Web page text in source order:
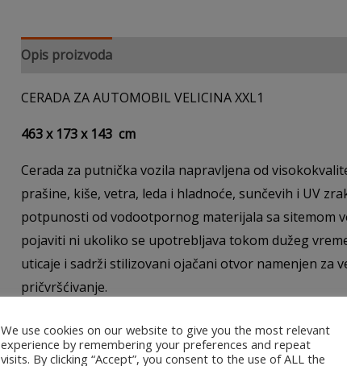
Opis proizvoda
CERADA ZA AUTOMOBIL VELICINA XXL1
463 x 173 x 143 cm
Cerada za putnička vozila napravljena od
prašine, kiše, vetra, leda i hladnoće, sunčevih i UV
potpunosti od vodootpornog materijala sa sitemom
pojaviti ni ukoliko se upotrebljava tokom dužeg
uticaje i sadrži stilizovani ojačani otvor namenjen za
pričvršćivanje.
Proizvod je dostupan u različitim veličina,
određeno vozilo.
We use cookies on our website to give you the most relevant
experience by remembering your preferences and repeat
visits. By clicking “Accept”, you consent to the use of ALL the